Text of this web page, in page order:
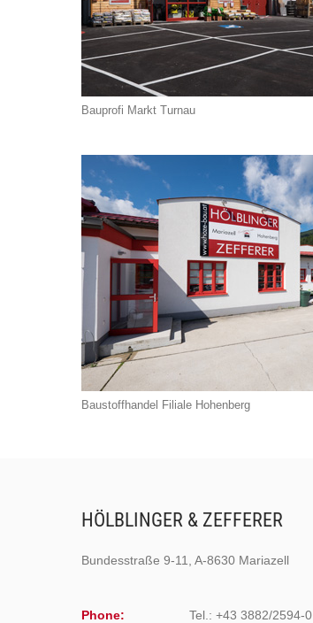
Bauprofi Markt Turnau
Baustoffhandel Filiale Hohenberg
HÖLBLINGER & ZEFFERER
Bundesstraße 9-11, A-8630 Mariazell
Phone: Tel.: +43 3882/2594-0